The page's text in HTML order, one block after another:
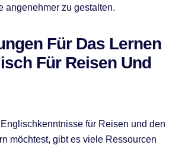
angenehmer zu gestalten.
Für Das Lernen
Für Reisen Und
für Reisen und den
möchtest, gibt es viele Ressourcen